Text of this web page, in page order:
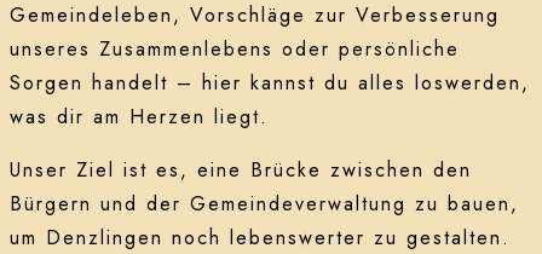
Gemeindeleben, Vorschläge zur Verbesserung
unseres Zusammenlebens oder persönliche
Sorgen handelt – hier kannst du alles loswerden,
was dir am Herzen liegt.
Unser Ziel ist es, eine Brücke zwischen den
Bürgern und der Gemeindeverwaltung zu bauen,
um Denzlingen noch lebenswerter zu gestalten.